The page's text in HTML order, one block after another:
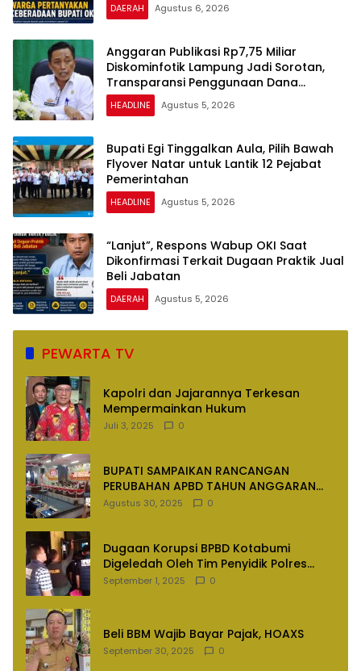
DAERAH Agustus 6, 2026
Anggaran Publikasi Rp7,75 Miliar
Diskominfotik Lampung Jadi Sorotan,
Transparansi Penggunaan Dana
Dipertanyakan
HEADLINE Agustus 5, 2026
Bupati Egi Tinggalkan Aula, Pilih Bawah
Flyover Natar untuk Lantik 12 Pejabat
Pemerintahan
HEADLINE Agustus 5, 2026
“Lanjut”, Respons Wabup OKI Saat
Dikonfirmasi Terkait Dugaan Praktik Jual
Beli Jabatan
DAERAH Agustus 5, 2026
PEWARTA TV
Kapolri dan Jajarannya Terkesan
Mempermainkan Hukum
Juli 3, 2025 0
BUPATI SAMPAIKAN RANCANGAN
PERUBAHAN APBD TAHUN ANGGARAN
2025
Agustus 30, 2025 0
Dugaan Korupsi BPBD Kotabumi
Digeledah Oleh Tim Penyidik Polres
Lampung Utara
September 1, 2025 0
Beli BBM Wajib Bayar Pajak, HOAXS
September 30, 2025 0